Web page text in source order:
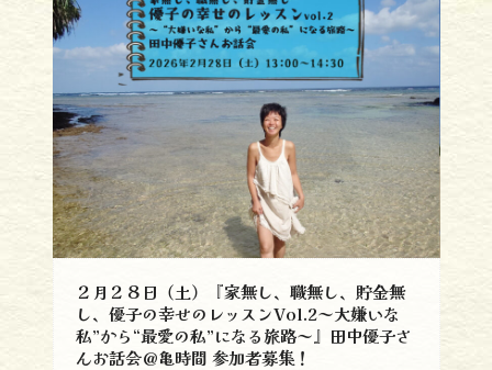
２月２８日（土）『家無し、職無し、貯金無
し、優子の幸せのレッスンVol.2～大嫌いな
私”から“最愛の私”になる旅路～』田中優子さ
んお話会＠亀時間 参加者募集！